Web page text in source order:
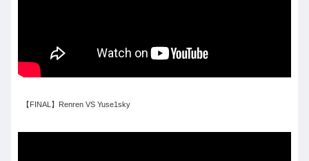
【FINAL】Renren VS Yuse1sky